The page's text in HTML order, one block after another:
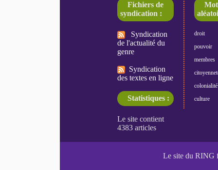
Fichiers de
syndication :
Syndication
de l'actualité du
genre
Syndication
des textes en ligne
Statistiques :
droit
pouvoir
membres
colonialité
culture
Le site du RING